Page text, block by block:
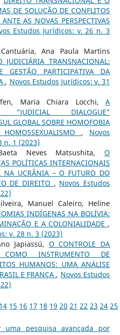
DE SOLUÇÃO DE CONFLITOS
AS NOVAS PERSPECTIVAS
Estudos Jurí­dicos: v. 26 n. 3
Ana Paula Martins
JUDICIÁRIA TRANSNACIONAL:
GESTÃO PARTICIPATIVA DA
, Novos Estudos Jurí­dicos: v. 31
Maria Chiara Locchi,A
“JUDICIAL DIALOGUE”
GLOBAL SOBRE HOMOFOBIA
, Novos
n. 1 (2023)
Neves Matsushita,O
POLÍTICAS INTERNACIONAIS
NA UCRÂNIA – O FUTURO DO
DE DIREITO , Novos Estudos
Manuel Caleiro, Heline
INDÍGENAS NA BOLÍVIA:
E A COLONIALIDADE ,
v. 28 n. 3 (2023)
Japiassú, O CONTROLE DA
COMO INSTRUMENTO DE
HUMANOS: UMA ANÁLISE
E FRANÇA , Novos Estudos
14 15 16 17 18 19 20 21 22 23 24 25
uma pesquisa avançada por